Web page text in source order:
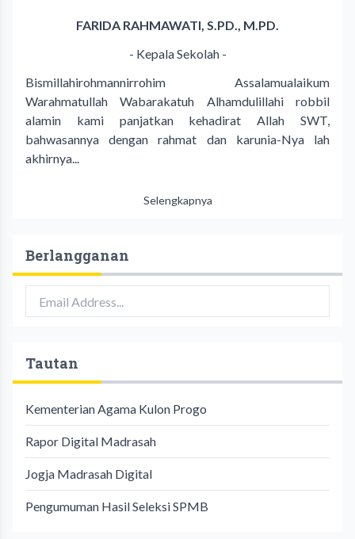
FARIDA RAHMAWATI, S.PD., M.PD.
- Kepala Sekolah -
Bismillahirohmannirrohim Assalamualaikum
Warahmatullah Wabarakatuh Alhamdulillahi robbil
alamin kami panjatkan kehadirat Allah SWT,
bahwasannya dengan rahmat dan karunia-Nya lah
akhirnya...
Selengkapnya
Berlangganan
Tautan
Kementerian Agama Kulon Progo
Rapor Digital Madrasah
Jogja Madrasah Digital
Pengumuman Hasil Seleksi SPMB